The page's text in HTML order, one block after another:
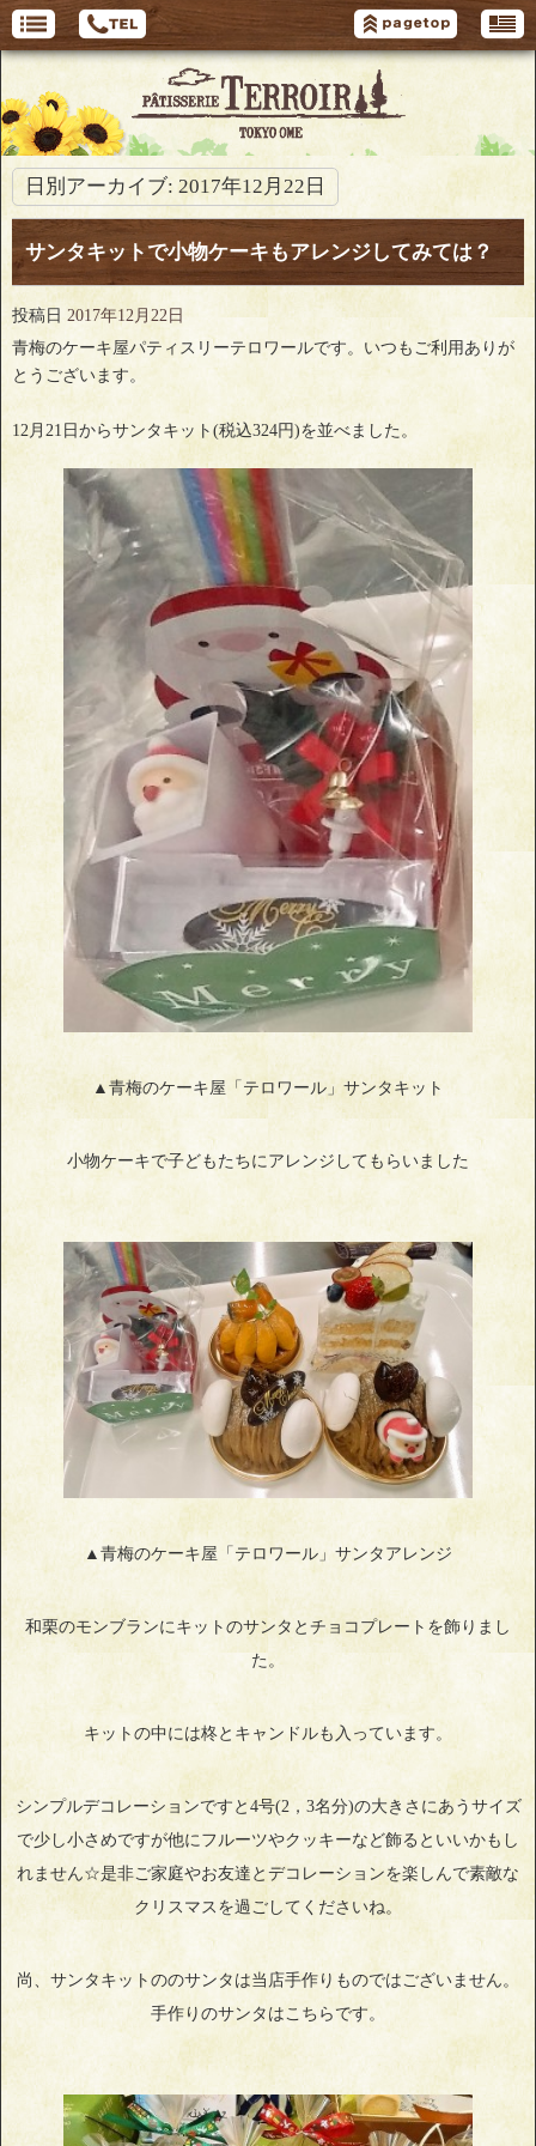
日別アーカイブ: 2017年12月22日
サンタキットで小物ケーキもアレンジしてみては？
投稿日 2017年12月22日
青梅のケーキ屋パティスリーテロワールです。いつもご利用ありが
とうございます。
12月21日からサンタキット(税込324円)を並べました。
▲青梅のケーキ屋「テロワール」サンタキット
小物ケーキで子どもたちにアレンジしてもらいました
▲青梅のケーキ屋「テロワール」サンタアレンジ
和栗のモンブランにキットのサンタとチョコプレートを飾りまし
た。
キットの中には柊とキャンドルも入っています。
シンプルデコレーションですと4号(2，3名分)の大きさにあうサイズ
で少し小さめですが他にフルーツやクッキーなど飾るといいかもし
れません☆是非ご家庭やお友達とデコレーションを楽しんで素敵な
クリスマスを過ごしてくださいね。
尚、サンタキットののサンタは当店手作りものではございません。
手作りのサンタはこちらです。